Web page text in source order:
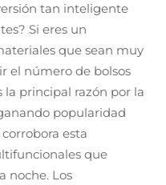
tan inteligente
Si eres un
que sean muy
el número de bolsos
la principal razón por la
popularidad
esta
que
noche. Los